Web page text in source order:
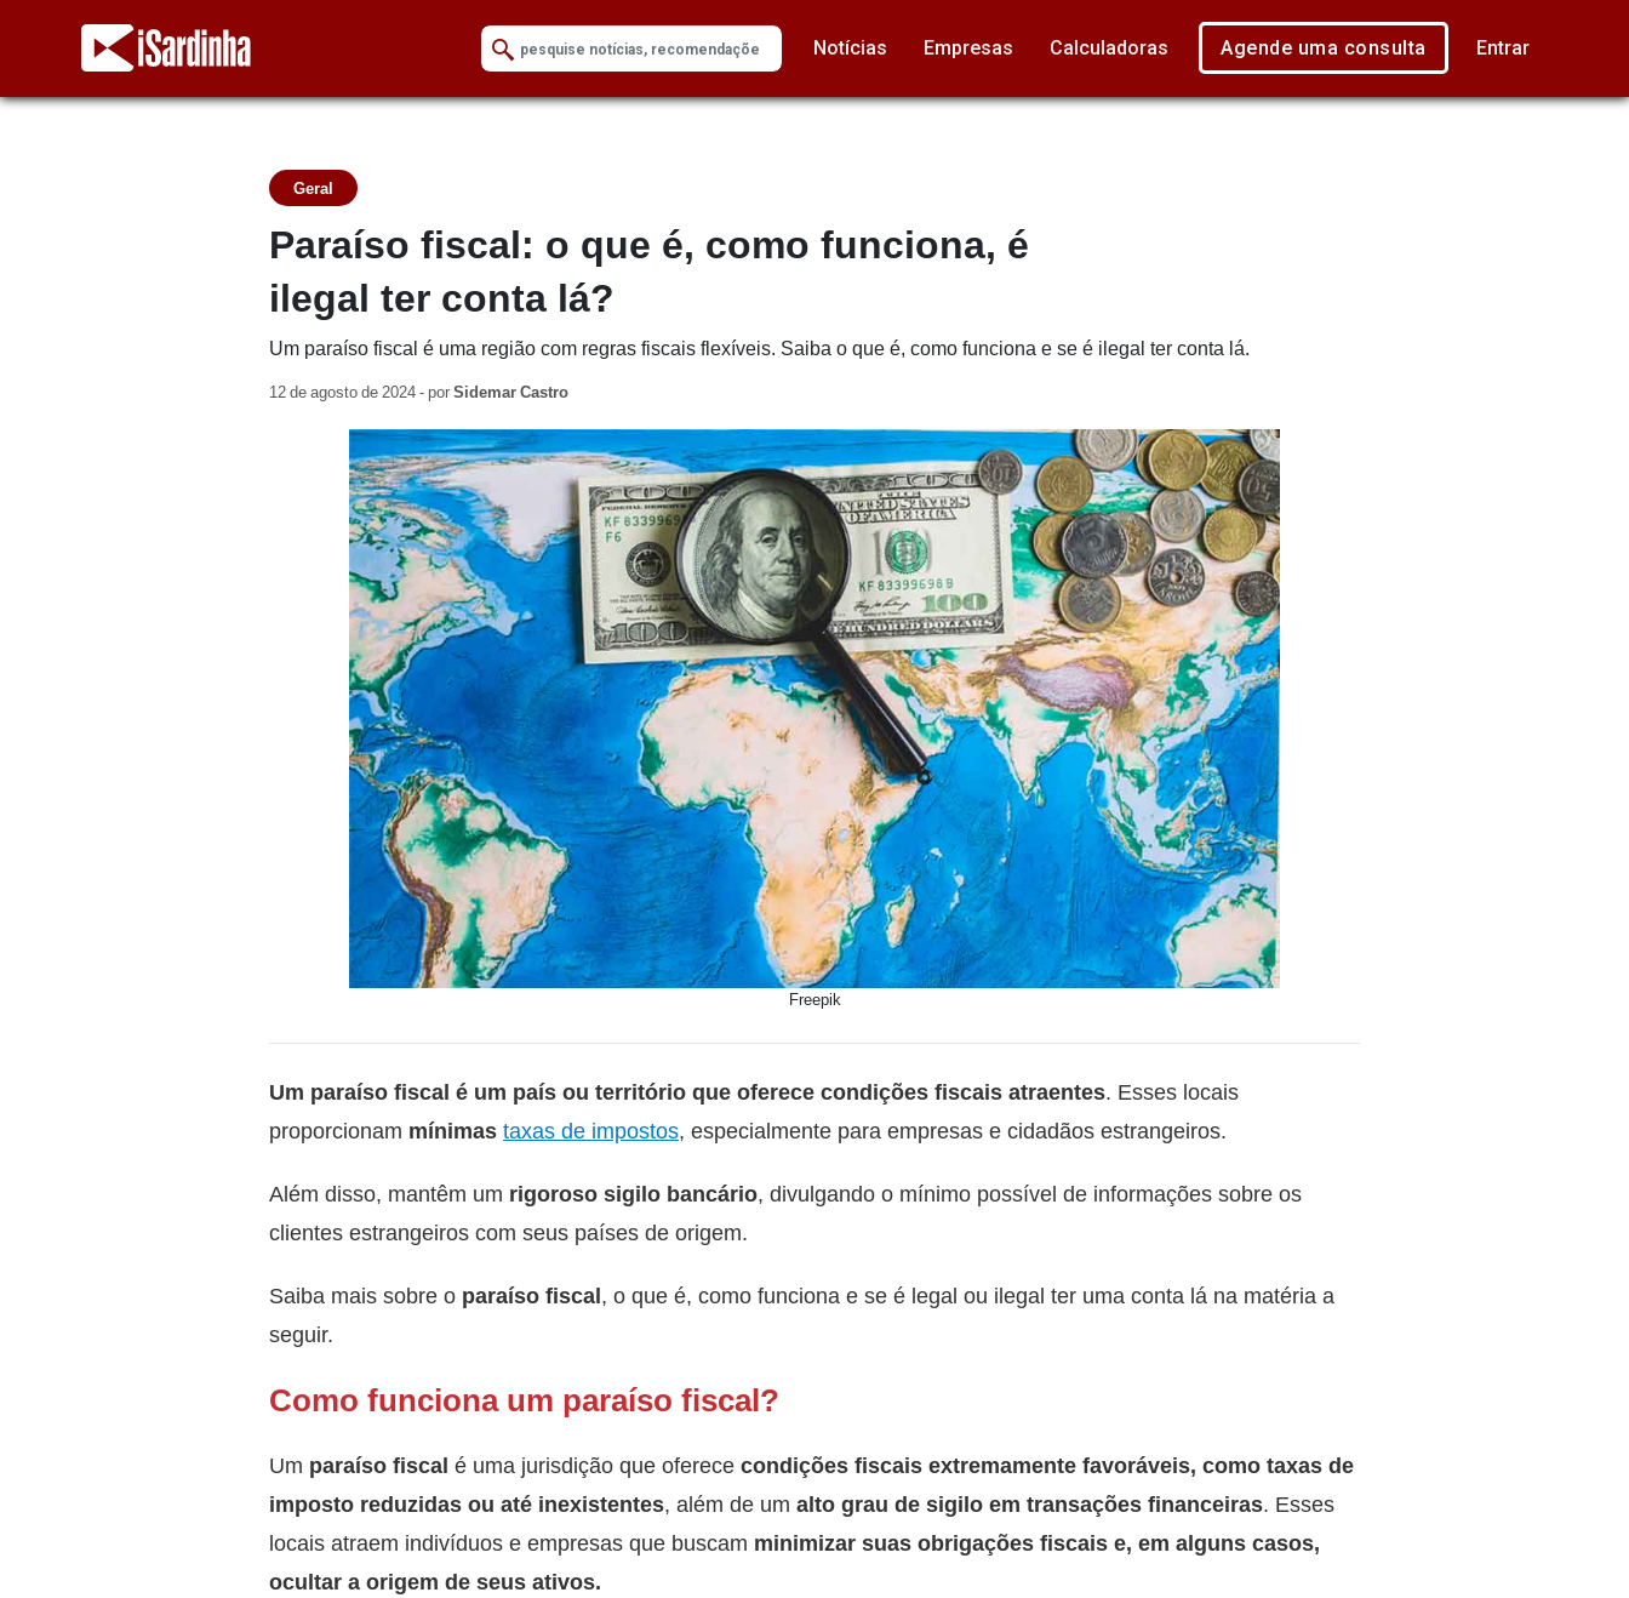
Notícias Empresas Calculadoras Agende uma consulta Entrar
Geral
Paraíso fiscal: o que é, como funciona, é
ilegal ter conta lá?
Um paraíso fiscal é uma região com regras fiscais flexíveis. Saiba o que é, como funciona e se é ilegal ter conta lá.
12 de agosto de 2024 - porSidemar Castro
Freepik
Um paraíso fiscal é um país ou território que oferece condições fiscais atraentes. Esses locais
proporcionam mínimas taxas de impostos, especialmente para empresas e cidadãos estrangeiros.
Além disso, mantêm um rigoroso sigilo bancário, divulgando o mínimo possível de informações sobre os
clientes estrangeiros com seus países de origem.
Saiba mais sobre o paraíso fiscal, o que é, como funciona e se é legal ou ilegal ter uma conta lá na matéria a
seguir.
Como funciona um paraíso fiscal?
Um paraíso fiscal é uma jurisdição que oferece condições fiscais extremamente favoráveis, como taxas de
imposto reduzidas ou até inexistentes, além de um alto grau de sigilo em transações financeiras. Esses
locais atraem indivíduos e empresas que buscam minimizar suas obrigações fiscais e, em alguns casos,
ocultar a origem de seus ativos.